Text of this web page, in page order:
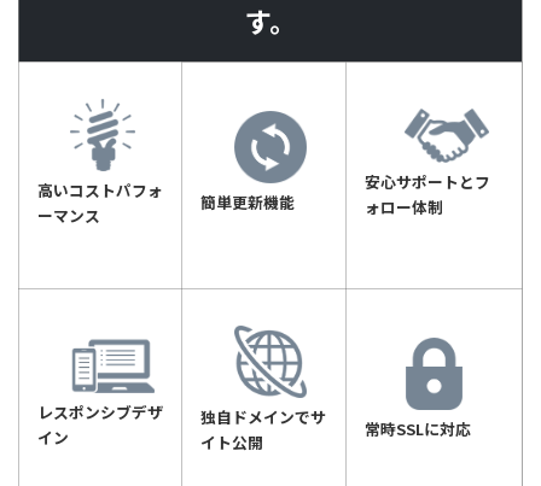
す。
高いコストパフォ
ーマンス
簡単更新機能
安心サポートとフ
ォロー体制
レスポンシブデザ
イン
独自ドメインでサ
イト公開
常時SSLに対応